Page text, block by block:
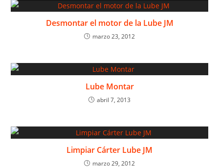
Desmontar el motor de la Lube JM
marzo 23, 2012
Lube Montar
abril 7, 2013
Limpiar Cárter Lube JM
marzo 29, 2012